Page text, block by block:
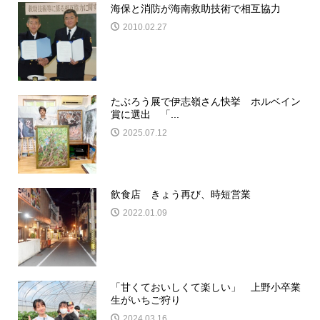
海保と消防が海南救助技術で相互協力
2010.02.27
たぶろう展で伊志嶺さん快挙 ホルベイン
賞に選出 「...
2025.07.12
飲食店 きょう再び、時短営業
2022.01.09
「甘くておいしくて楽しい」 上野小卒業
生がいちご狩り